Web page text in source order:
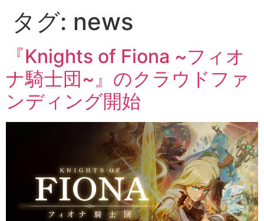
タグ: news
『Knights of Fiona ~フィオ
ナ騎士団~』のクラウドファ
ンディング開始